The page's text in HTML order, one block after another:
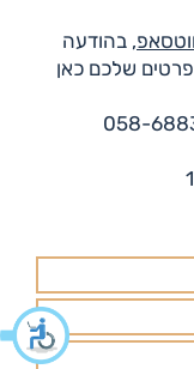
, בהודעה
שלכם כאן
058-